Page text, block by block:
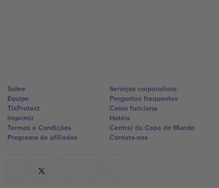
Sobre
Equipe
TixProtect
Imprimir
Termos e Condições
Programa de afiliados
Serviços corporativos
Perguntas frequentes
Como funciona
Hotéis
Central da Copa do Mundo
Contate-nos